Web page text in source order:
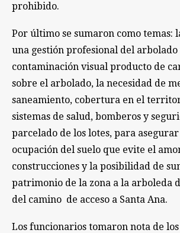
prohibido.
Por último se sumaron como temas:
una gestión profesional del arbolado
contaminación visual producto de
sobre el arbolado, la necesidad de
saneamiento, cobertura en el
sistemas de salud, bomberos y
parcelado de los lotes, para
ocupación del suelo que evite el
construcciones y la posibilidad de
patrimonio de la zona a la arboleda
del camino de acceso a Santa Ana.
Los funcionarios tomaron nota de